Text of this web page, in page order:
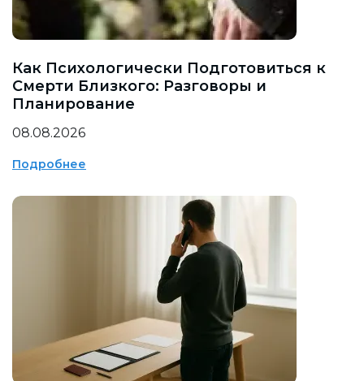
Как Психологически Подготовиться к
Смерти Близкого: Разговоры и
Планирование
08.08.2026
Подробнее